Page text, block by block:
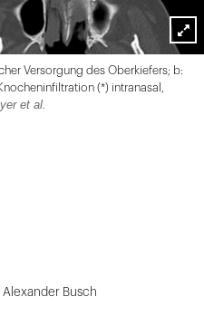
öffnen
Versorgung des Oberkiefers; b:
(*) intranasal,
et al.
Alexander Busch